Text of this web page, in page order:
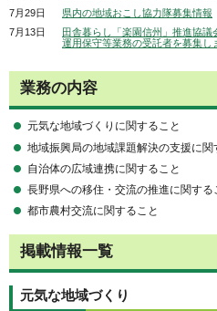
7月29日
県内の地域おこし協力隊募集情報
7月13日
田舎暮らし「楽園信州」推進協
運用保守等業務の受託者を募集し
業務の内容
元気な地域づくりに関すること
地域振興局の地域課題解決の支援に関
自治体の広域連携に関すること
長野県への移住・交流の推進に関する
都市農村交流に関すること
掲載情報一覧
元気な地域づくり